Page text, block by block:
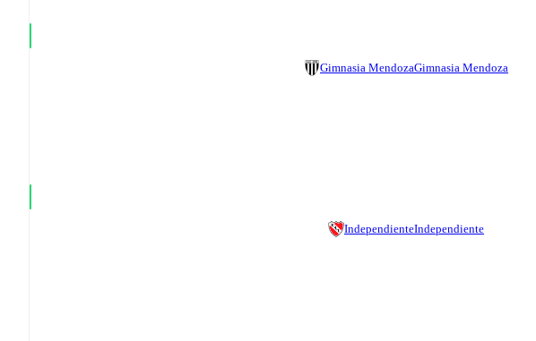
Gimnasia MendozaGimnasia Mendoza
IndependienteIndependiente